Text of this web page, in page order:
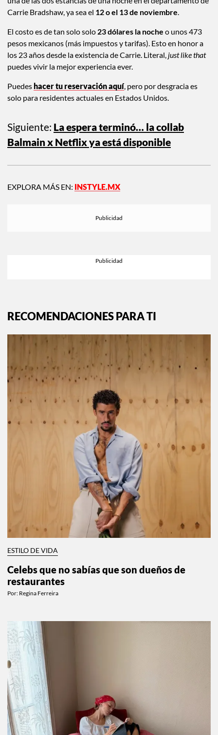
Carrie Bradshaw, ya sea el 12 o el 13 de noviembre
El costo es de tan solo solo 23 dólares la noche o unos 473
pesos mexicanos (más impuestos y tarifas). Esto en honor a
los 23 años desde la existencia de Carrie. Literal, just like that
puedes vivir la mejor experiencia ever.
Puedes hacer tu reservación aquí, pero por desgracia es
solo para residentes actuales en Estados Unidos.
Siguiente: La espera terminó… la collab
Balmain x Netflix ya está disponible
EXPLORA MÁS EN: INSTYLE.MX
RECOMENDACIONES PARA TI
ESTILO DE VIDA
Celebs que no sabías que son dueños de
restaurantes
Por: Regina Ferreira